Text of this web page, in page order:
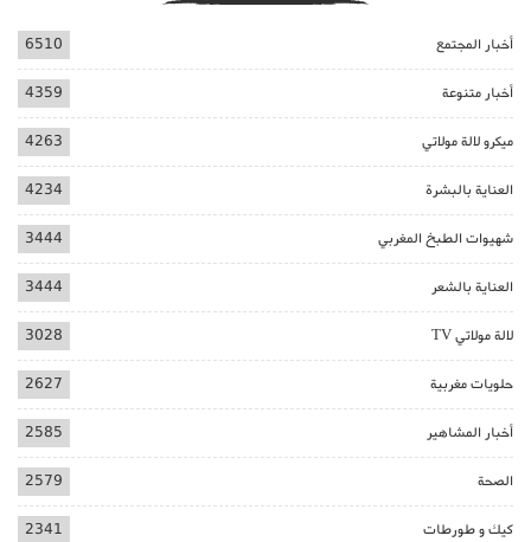
أخبار المجتمع 6510
أخبار متنوعة 4359
ميكرو لالة مولاتي 4263
العناية بالبشرة 4234
شهيوات الطبخ المغربي 3444
العناية بالشعر 3444
لالة مولاتي TV 3028
حلويات مغربية 2627
أخبار المشاهير 2585
الصحة 2579
كيك و طورطات 2341